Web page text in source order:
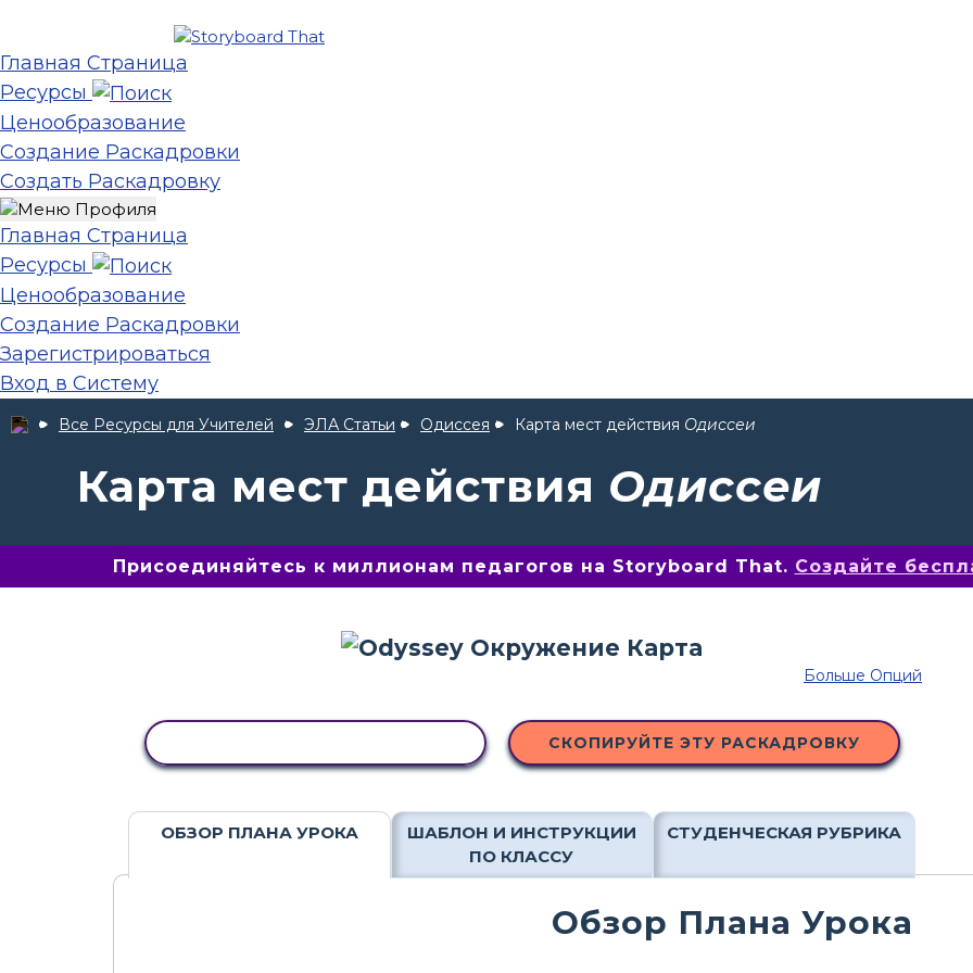
Главная Страница
Ресурсы
Ценообразование
Создание Раскадровки
Создать Раскадровку
Главная Страница
Ресурсы
Ценообразование
Создание Раскадровки
Зарегистрироваться
Вход в Систему
Все Ресурсы для Учителей ЭЛА Статьи Одиссея Карта мест действия Одиссеи
Карта мест действия Одиссеи
Присоединяйтесь к миллионам педагогов на Storyboard That. Создайте
Больше Опций
СКОПИРУЙТЕ ЭТУ РАСКАДРОВКУ
ОБЗОР ПЛАНА УРОКА
ШАБЛОН И ИНСТРУКЦИИ
ПО КЛАССУ
СТУДЕНЧЕСКАЯ РУБРИКА
Обзор Плана Урока